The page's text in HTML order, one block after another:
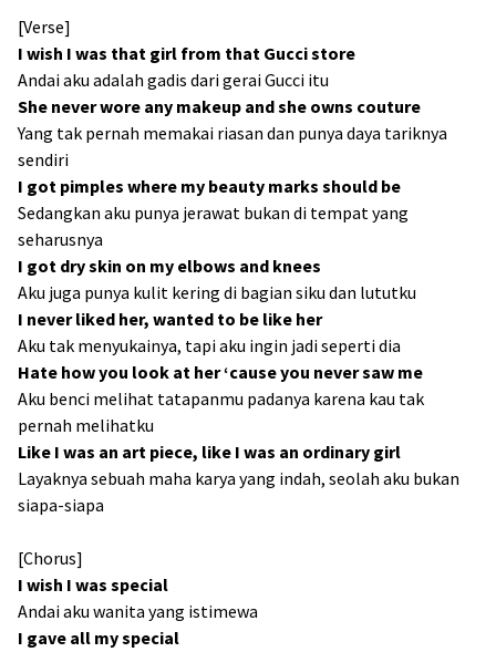
[Verse]
I wish I was that girl from that Gucci store
Andai aku adalah gadis dari gerai Gucci itu
She never wore any makeup and she owns couture
Yang tak pernah memakai riasan dan punya daya tariknya
sendiri
I got pimples where my beauty marks should be
Sedangkan aku punya jerawat bukan di tempat yang
seharusnya
I got dry skin on my elbows and knees
Aku juga punya kulit kering di bagian siku dan lututku
I never liked her, wanted to be like her
Aku tak menyukainya, tapi aku ingin jadi seperti dia
Hate how you look at her ‘cause you never saw me
Aku benci melihat tatapanmu padanya karena kau tak
pernah melihatku
Like I was an art piece, like I was an ordinary girl
Layaknya sebuah maha karya yang indah, seolah aku bukan
siapa-siapa
[Chorus]
I wish I was special
Andai aku wanita yang istimewa
I gave all my special